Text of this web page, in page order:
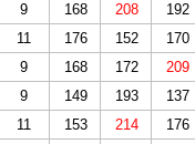
9 168 208
192
11 176 152
170
9 168 172
209
9 149 193
137
11 153 214
176